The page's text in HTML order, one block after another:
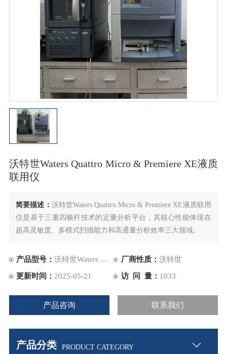
沃特世Waters Quattro Micro & Premiere XE液质
联用仪
简要描述： 沃特世Waters Quattro Micro & Premiere XE液质联用
仪是基于三重四极杆技术的定量分析平台，其核心性能体现在​​
超高灵敏度​​、​​多模式扫描能力​​和​​高通量分析效率​​三大领域。
产品型号：沃特世Waters Quattro Micro & Premiere XE 厂商性质： 沃特世
更新时间：2025-05-21 访 问 量： 1033
产品咨询 联系我们
产品分类 PRODUCT CATEGORY